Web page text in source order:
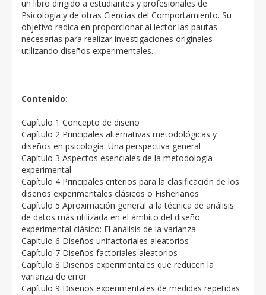
un libro dirigido a estudiantes y profesionales de
Psicología y de otras Ciencias del Comportamiento. Su
objetivo radica en proporcionar al lector las pautas
necesarias para realizar investigaciones originales
utilizando diseños experimentales.
Contenido:
Capítulo 1 Concepto de diseño
Capítulo 2 Principales alternativas metodológicas y
diseños en psicología: Una perspectiva general
Capítulo 3 Aspectos esenciales de la metodología
experimental
Capítulo 4 Principales criterios para la clasificación de los
diseños experimentales clásicos o Fisherianos
Capítulo 5 Aproximación general a la técnica de análisis
de datos más utilizada en el ámbito del diseño
experimental clásico: El análisis de la varianza
Capítulo 6 Diseños unifactoriales aleatorios
Capítulo 7 Diseños factoriales aleatorios
Capítulo 8 Diseños experimentales que reducen la
varianza de error
Capítulo 9 Diseños experimentales de medidas repetidas